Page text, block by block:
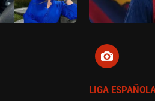
LIGA